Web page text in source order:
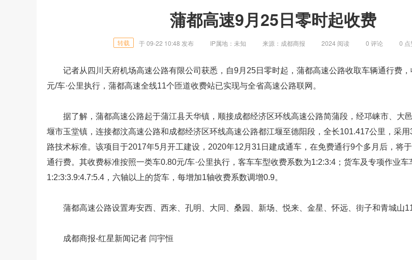
蒲都高速9月25日零时起收费
转载 于09-22 10:48 发布 IP属地： 未知 来源：成都商报 2024 阅读 0 评论 0
记者从四川天府机场高速公路有限公司获悉，自9月25日零时起，蒲都高速公路收取车辆通行费
元/车·公里执行，蒲都高速全线11个匝道收费站已实现与全省高速公路联网。
据了解，蒲都高速公路起于蒲江县天华镇，顺接成都经济区环线高速公路简蒲段，经邛崃市、大
堰市玉堂镇，连接都汶高速公路和成都经济区环线高速公路都江堰至德阳段，全长101.417公里，采
路技术标准。该项目于2017年5月开工建设，2020年12月31日建成通车，在免费通行9个多月后，将
通行费。其收费标准按照一类车0.80元/车·公里执行，客车车型收费系数为1:2:3:4；货车及专项作业车
1:2:3:3.9:4.7:5.4，六轴以上的货车，每增加1轴收费系数调增0.9。
蒲都高速公路设置寿安西、西来、孔明、大同、桑园、新场、悦来、金星、怀远、街子和青城山
成都商报-红星新闻记者 闫宇恒